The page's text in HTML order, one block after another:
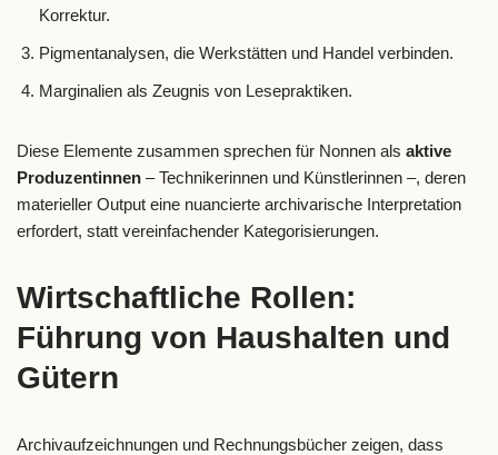
Korrektur.
Pigmentanalysen, die Werkstätten und Handel verbinden.
Marginalien als Zeugnis von Lesepraktiken.
Diese Elemente zusammen sprechen für Nonnen als aktive
Produzentinnen – Technikerinnen und Künstlerinnen –, deren
materieller Output eine nuancierte archivarische Interpretation
erfordert, statt vereinfachender Kategorisierungen.
Wirtschaftliche Rollen:
Führung von Haushalten und
Gütern
Archivaufzeichnungen und Rechnungsbücher zeigen, dass